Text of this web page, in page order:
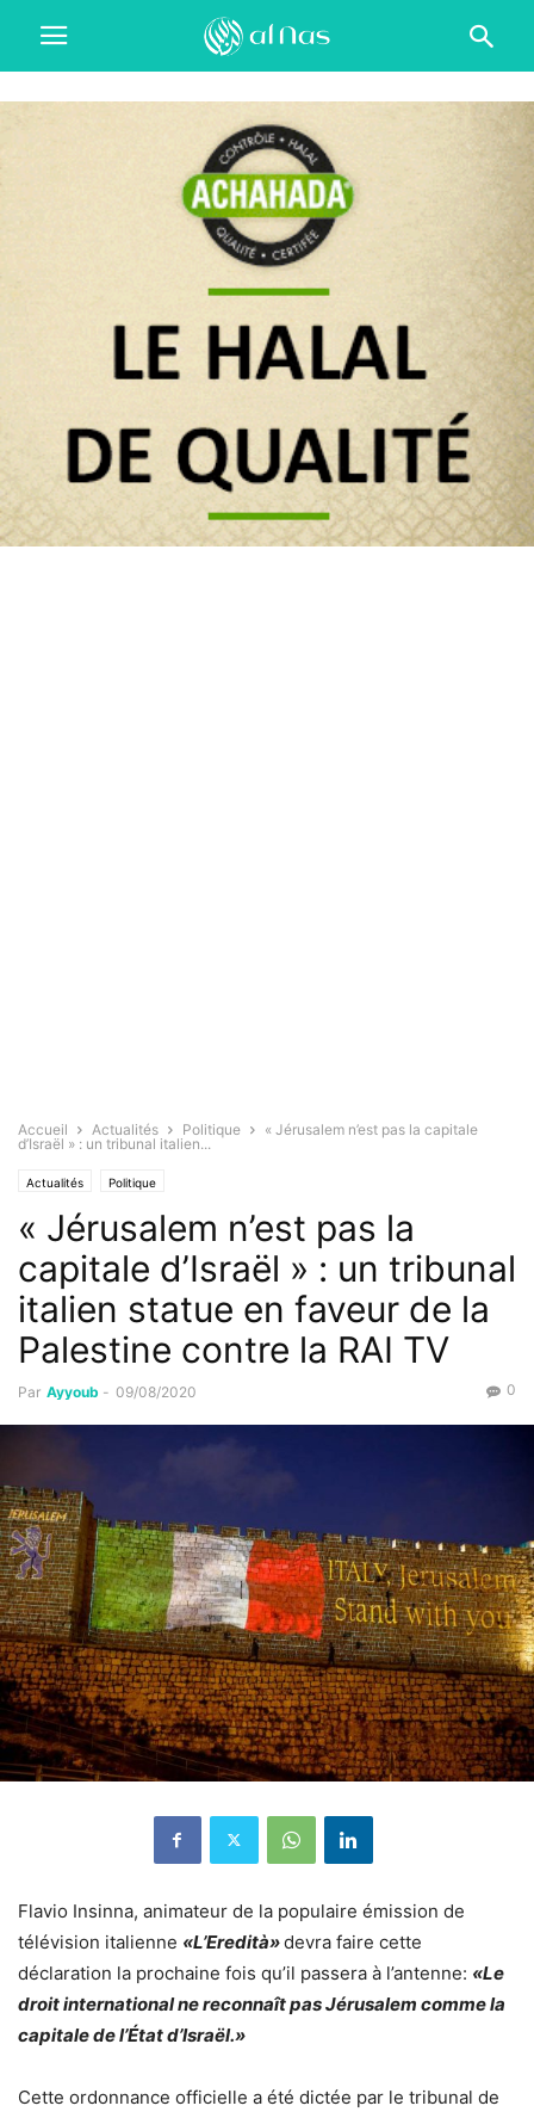
Accueil Actualités Politique
« Jérusalem n’est pas la capitale
d’Israël » : un tribunal italien...
Actualités Politique
« Jérusalem n’est pas la
capitale d’Israël » : un tribunal
italien statue en faveur de la
Palestine contre la RAI TV
Par Ayyoub - 09/08/2020 0
Flavio Insinna, animateur de la populaire émission de
télévision italienne «L’Eredità»devra faire cette
déclaration la prochaine fois qu’il passera à l’antenne: «Le
droit international ne reconnaît pas Jérusalem comme la
capitale de l’État d’Israël.»
Cette ordonnance officielle a été dictée par le tribunal de